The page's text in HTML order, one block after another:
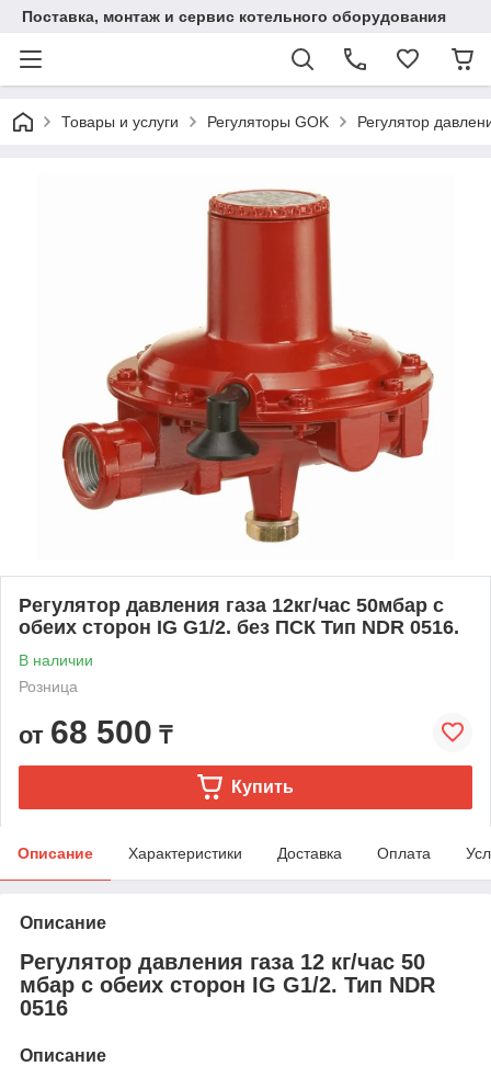
Поставка, монтаж и сервис котельного оборудования
Товары и услуги Регуляторы GOK Регулятор
Регулятор давления газа 12кг/час 50мбар с
обеих сторон IG G1/2. без ПСК Тип NDR 0516.
В наличии
Розница
от 68 500 ₸
Купить
Описание Характеристики Доставка Оплата
Описание
Регулятор давления газа 12 кг/час 50
мбар с обеих сторон IG G1/2. Тип NDR
0516
Описание